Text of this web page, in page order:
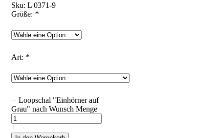
Sku: L 0371-9
Größe: *
Art: *
Loopschal "Einhörner auf
Grau" nach Wunsch Menge